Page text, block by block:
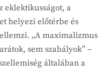
eklektikusságot, a
helyezi előtérbe és
„A maximalizmus
sem szabályok” –
általában a